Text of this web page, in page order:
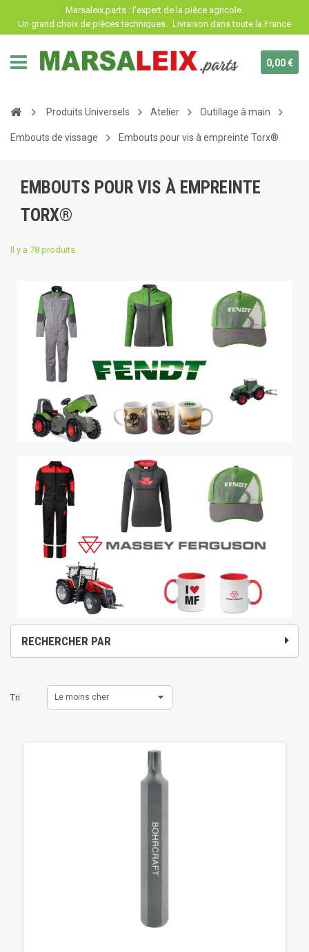
Marsaleix.parts : l'expert de la pièce agricole.
Un grand choix de pièces techniques. Livraison dans toute la France
0,00 €
Produits Universels Atelier Outillage à main
Embouts de vissage Embouts pour vis à empreinte Torx®
EMBOUTS POUR VIS À EMPREINTE
TORX®
Il y a 78 produits.
RECHERCHER PAR
Tri Le moins cher
Panneau de gestion des cookies